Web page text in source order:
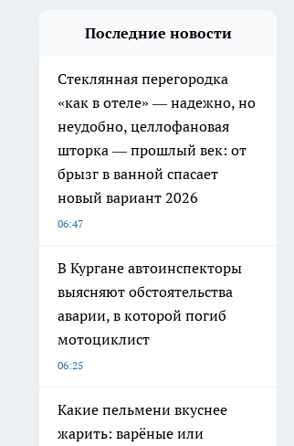
Последние новости
Стеклянная перегородка
«как в отеле» — надежно, но
неудобно, целлофановая
шторка — прошлый век: от
брызг в ванной спасает
новый вариант 2026
06:47
В Кургане автоинспекторы
выясняют обстоятельства
аварии, в которой погиб
мотоциклист
06:25
Какие пельмени вкуснее
жарить: варёные или